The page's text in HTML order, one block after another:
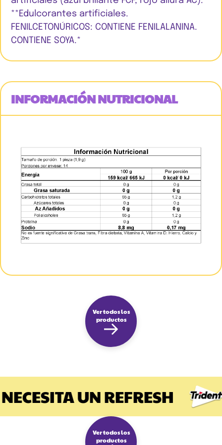
**Edulcorantes artificiales.
FENILCETONÚRICOS: CONTIENE FENILALANINA.
CONTIENE SOYA.*
INFORMACIÓN NUTRICIONAL
Ver todos los
productos
UN REFRESH
Ver todos los
productos